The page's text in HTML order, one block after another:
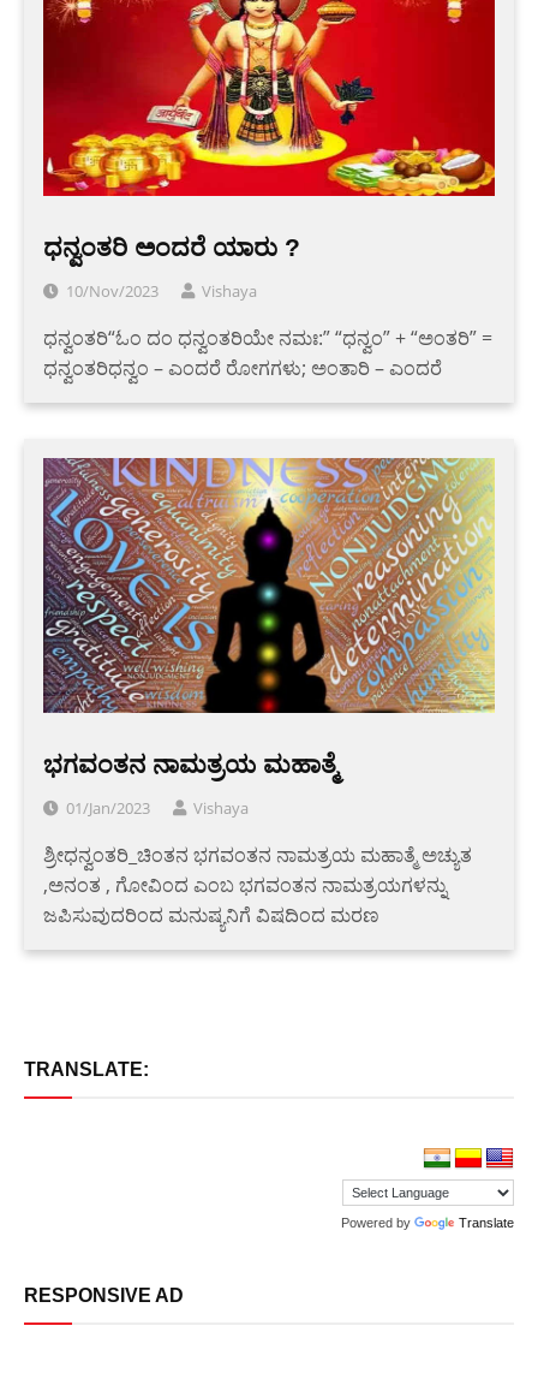
ಧನ್ವಂತರಿ ಅಂದರೆ ಯಾರು ?
10/Nov/2023 Vishaya
ಧನ್ವಂತರಿ“ಓಂ ದಂ ಧನ್ವಂತರಿಯೇ ನಮಃ:” “ಧನ್ವಂ” + “ಅಂತರಿ” =
ಧನ್ವಂತರಿಧನ್ವಂ – ಎಂದರೆ ರೋಗಗಳು; ಅಂತಾರಿ – ಎಂದರೆ
ಭಗವಂತನ ನಾಮತ್ರಯ ಮಹಾತ್ಮೆ
01/Jan/2023 Vishaya
ಶ್ರೀಧನ್ವಂತರಿ_ಚಿಂತನ ಭಗವಂತನ ನಾಮತ್ರಯ ಮಹಾತ್ಮೆ ಅಚ್ಯುತ
,ಅನಂತ , ಗೋವಿಂದ ಎಂಬ ಭಗವಂತನ ನಾಮತ್ರಯಗಳನ್ನು
ಜಪಿಸುವುದರಿಂದ ಮನುಷ್ಯನಿಗೆ ವಿಷದಿಂದ ಮರಣ
TRANSLATE:
Powered by Translate
RESPONSIVE AD